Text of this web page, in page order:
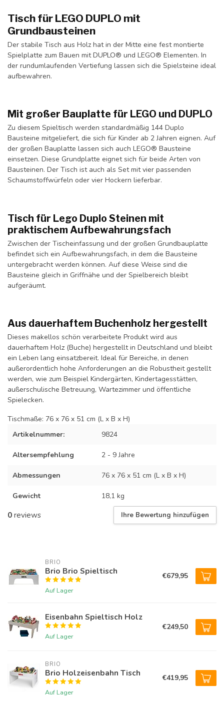
Tisch für LEGO DUPLO mit
Grundbausteinen
Der stabile Tisch aus Holz hat in der Mitte eine fest montierte
Spielplatte zum Bauen mit DUPLO® und LEGO® Elementen. In
der rundumlaufenden Vertiefung lassen sich die Spielsteine ideal
aufbewahren.
Mit großer Bauplatte für LEGO und DUPLO
Zu diesem Spieltisch werden standardmäßig 144 Duplo
Bausteine mitgeliefert, die sich für Kinder ab 2 Jahren eignen. Auf
der großen Bauplatte lassen sich auch LEGO® Bausteine
einsetzen. Diese Grundplatte eignet sich für beide Arten von
Bausteinen. Der Tisch ist auch als Set mit vier passenden
Schaumstoffwürfeln oder vier Hockern lieferbar.
Tisch für Lego Duplo Steinen mit
praktischem Aufbewahrungsfach
Zwischen der Tischeinfassung und der großen Grundbauplatte
befindet sich ein Aufbewahrungsfach, in dem die Bausteine
untergebracht werden können. Auf diese Weise sind die
Bausteine gleich in Griffnähe und der Spielbereich bleibt
aufgeräumt.
Aus dauerhaftem Buchenholz hergestellt
Dieses makellos schön verarbeitete Produkt wird aus
dauerhaftem Holz (Buche) hergestellt in Deutschland und bleibt
ein Leben lang einsatzbereit. Ideal für Bereiche, in denen
außerordentlich hohe Anforderungen an die Robustheit gestellt
werden, wie zum Beispiel Kindergärten, Kindertagesstätten,
außerschulische Betreuung, Wartezimmer und öffentliche
Spielecken.
Tischmaße: 76 x 76 x 51 cm (L x B x H)
Artikelnummer:
9824
Altersempfehlung 2 - 9 Jahre
Abmessungen 76 x 76 x 51 cm (L x B x H)
Gewicht 18,1 kg
0reviews Ihre Bewertung hinzufügen
BRIO
Brio Brio Spieltisch
Auf Lager
€679,95
Eisenbahn Spieltisch Holz
Auf Lager
€249,50
BRIO
Brio Holzeisenbahn Tisch
Auf Lager
€419,95